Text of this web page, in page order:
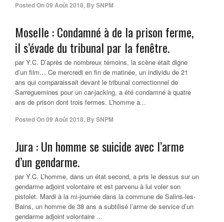
Posted On09 Août 2018, BySNPM
Moselle : Condamné à de la prison ferme,
il s’évade du tribunal par la fenêtre.
par Y.C. D’après de nombreux témoins, la scène était digne
d’un film… Ce mercredi en fin de matinée, un individu de 21
ans qui comparaissait devant le tribunal correctionnel de
Sarreguemines pour un car-jacking, a été condamné à quatre
ans de prison dont trois fermes. L’homme a...
Posted On09 Août 2018, BySNPM
Jura : Un homme se suicide avec l’arme
d’un gendarme.
par Y.C. L’homme, dans un état second, a pris le dessus sur un
gendarme adjoint volontaire et est parvenu à lui voler son
pistolet. Mardi à la mi-journée dans la commune de Salins-les-
Bains, un homme de 38 ans a subtilisé l’arme de service d’un
gendarme adjoint volontaire ...